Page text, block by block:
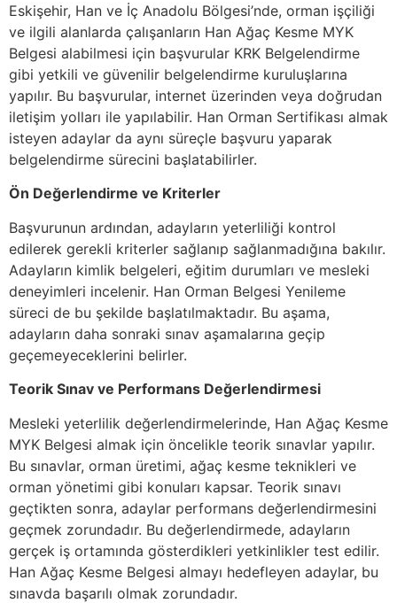
Eskişehir, Han ve İç Anadolu Bölgesi’nde, orman işçiliği
ve ilgili alanlarda çalışanların Han Ağaç Kesme MYK
Belgesi alabilmesi için başvurular KRK Belgelendirme
gibi yetkili ve güvenilir belgelendirme kuruluşlarına
yapılır. Bu başvurular, internet üzerinden veya doğrudan
iletişim yolları ile yapılabilir. Han Orman Sertifikası almak
isteyen adaylar da aynı süreçle başvuru yaparak
belgelendirme sürecini başlatabilirler.
Ön Değerlendirme ve Kriterler
Başvurunun ardından, adayların yeterliliği kontrol
edilerek gerekli kriterler sağlanıp sağlanmadığına bakılır.
Adayların kimlik belgeleri, eğitim durumları ve mesleki
deneyimleri incelenir. Han Orman Belgesi Yenileme
süreci de bu şekilde başlatılmaktadır. Bu aşama,
adayların daha sonraki sınav aşamalarına geçip
geçemeyeceklerini belirler.
Teorik Sınav ve Performans Değerlendirmesi
Mesleki yeterlilik değerlendirmelerinde, Han Ağaç Kesme
MYK Belgesi almak için öncelikle teorik sınavlar yapılır.
Bu sınavlar, orman üretimi, ağaç kesme teknikleri ve
orman yönetimi gibi konuları kapsar. Teorik sınavı
geçtikten sonra, adaylar performans değerlendirmesini
geçmek zorundadır. Bu değerlendirmede, adayların
gerçek iş ortamında gösterdikleri yetkinlikler test edilir.
Han Ağaç Kesme Belgesi almayı hedefleyen adaylar, bu
sınavda başarılı olmak zorundadır.